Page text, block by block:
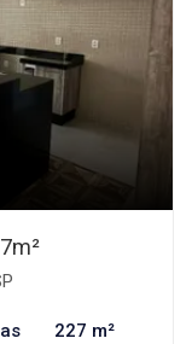
227 m²